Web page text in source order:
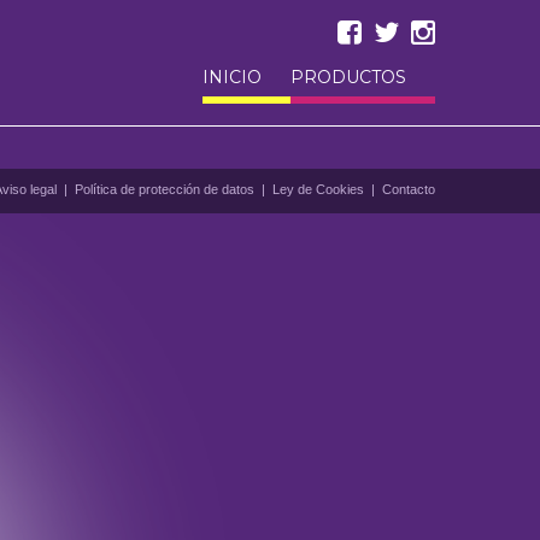
INICIO PRODUCTOS
legal | Política de protección de datos | Ley de Cookies | Contacto